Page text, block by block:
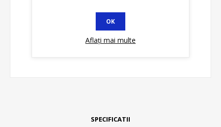
SPECIFICATII
OK
Aflați mai multe